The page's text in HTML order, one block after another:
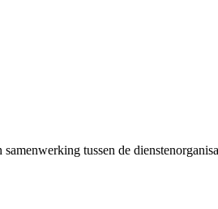
samenwerking tussen de